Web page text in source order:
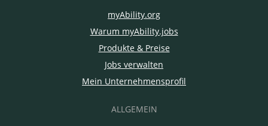
myAbility.org
Warum myAbility.jobs
Produkte & Preise
Jobs verwalten
Mein Unternehmensprofil
ALLGEMEIN